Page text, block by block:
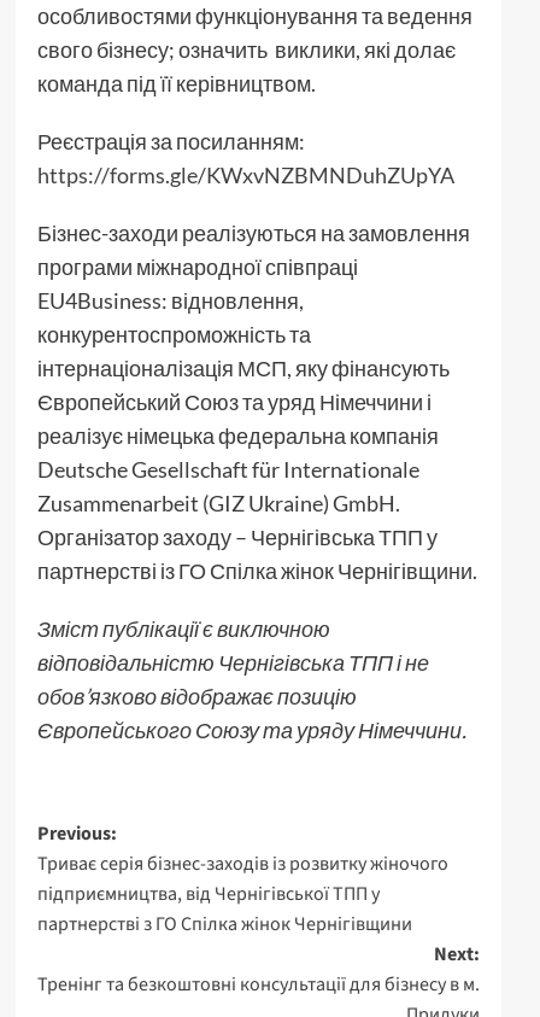
особливостями функціонування та ведення
свого бізнесу; означить виклики, які долає
команда під її керівництвом.
Реєстрація за посиланням:
https://forms.gle/KWxvNZBMNDuhZUpYA
Бізнес-заходи реалізуються на замовлення
програми міжнародної співпраці
EU4Business: відновлення,
конкурентоспроможність та
інтернаціоналізація МСП, яку фінансують
Європейський Союз та уряд Німеччини і
реалізує німецька федеральна компанія
Deutsche Gesellschaft für Internationale
Zusammenarbeit (GIZ Ukraine) GmbH.
Організатор заходу – Чернігівська ТПП у
партнерстві із ГО Спілка жінок Чернігівщини.
Зміст публікації є виключною
відповідальністю Чернігівська ТПП і не
обов’язково відображає позицію
Європейського Союзу та уряду Німеччини.
Post
navigation
Previous:
Триває серія бізнес-заходів із розвитку жіночого
підприємництва, від Чернігівської ТПП у
партнерстві з ГО Спілка жінок Чернігівщини
Next:
Тренінг та безкоштовні консультації для бізнесу в м.